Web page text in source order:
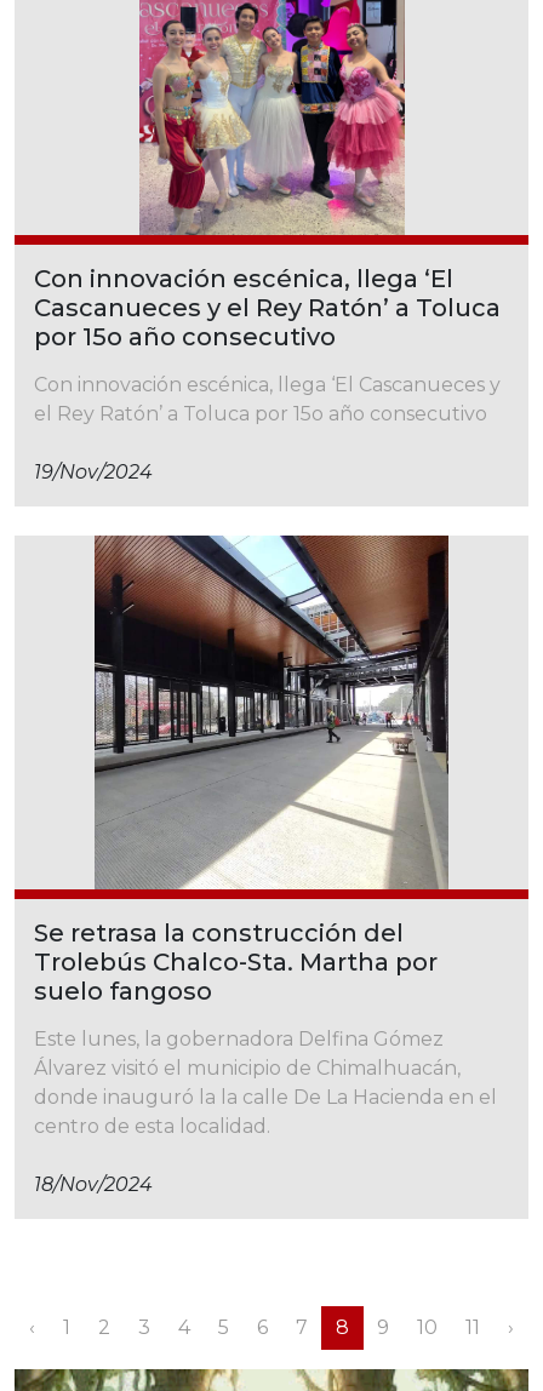
Con innovación escénica, llega ‘El
Cascanueces y el Rey Ratón’ a Toluca
por 15o año consecutivo
Con innovación escénica, llega ‘El Cascanueces y
el Rey Ratón’ a Toluca por 15o año consecutivo
19/nov/2024
Se retrasa la construcción del
Trolebús Chalco-Sta. Martha por
suelo fangoso
Este lunes, la gobernadora Delfina Gómez
Álvarez visitó el municipio de Chimalhuacán,
donde inauguró la la calle De La Hacienda en el
centro de esta localidad.
18/nov/2024
‹ 1 2 3 4 5 6 7 8 9 10 11 ›